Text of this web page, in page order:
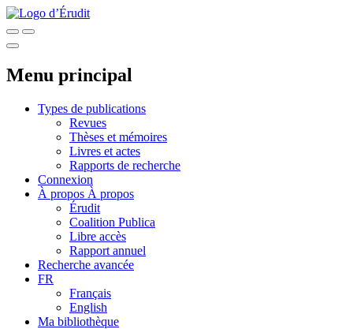
Menu principal
Types de publications
Revues
Thèses et mémoires
Livres et actes
Rapports de recherche
Connexion
À propos À propos
Érudit
Coalition Publica
Libre accès
Rapport annuel
Recherche avancée
FR
Français
English
Ma bibliothèque